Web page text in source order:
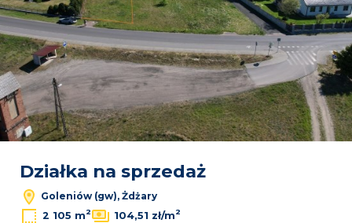
Działka na sprzedaż
Goleniów (gw), Żdżary
2 105 m2 104,51 zł/m2